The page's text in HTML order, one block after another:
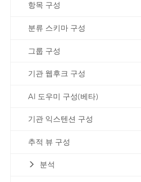
항목 구성
분류 스키마 구성
그룹 구성
기관 웹후크 구성
AI 도우미 구성(베타)
기관 익스텐션 구성
추적 뷰 구성
분석